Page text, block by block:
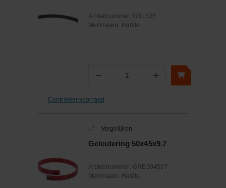
Artikelnummer: GB1525
Merknaam: Hallite
− Aantal +
Controleer voorraad
Vergelijken
Geleidering 50x45x9.7
Artikelnummer: GRE504597
Merknaam: Hallite